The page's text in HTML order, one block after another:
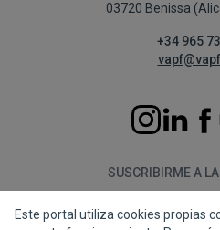
03720 Benissa
+34 965
SUSCRIBIRME A
Este portal utiliza cookies propias